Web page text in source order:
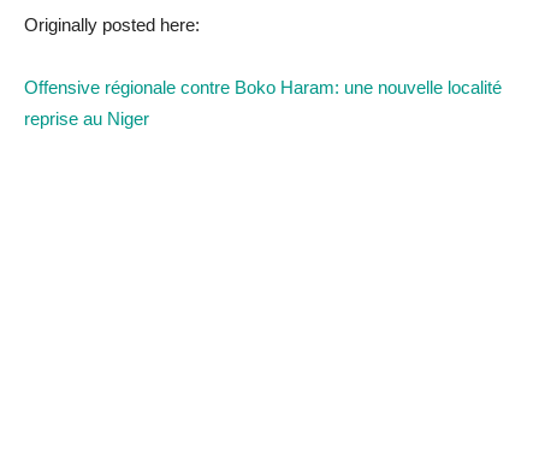
Originally posted here:
Offensive régionale contre Boko Haram: une nouvelle localité
reprise au Niger